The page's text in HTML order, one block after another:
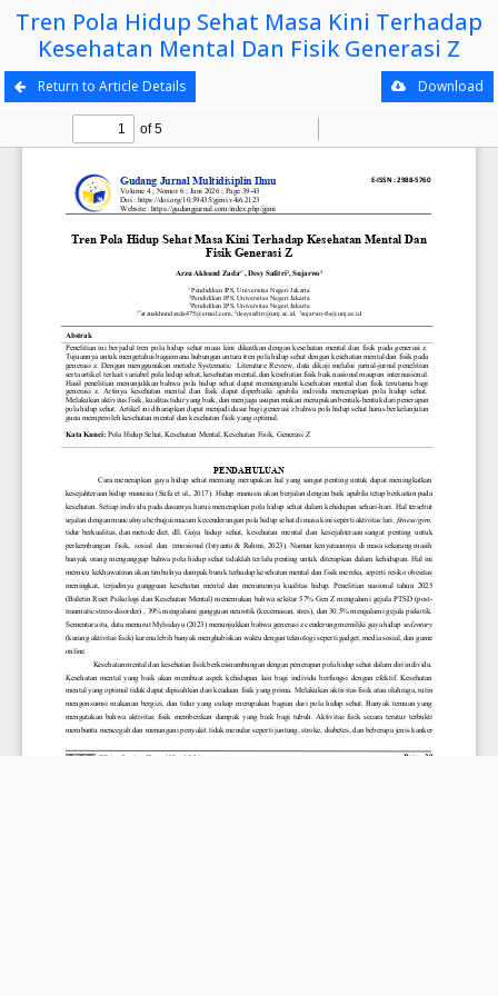
Tren Pola Hidup Sehat Masa Kini Terhadap
Kesehatan Mental Dan Fisik Generasi Z
Return to Article Details Download